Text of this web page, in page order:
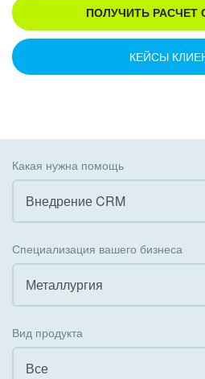
ПОЛУЧИТЬ РАСЧЕТ
КЕЙСЫ
Какая нужна помощь
Внедрение CRM
Внедрение КЭДО
Интеграция с 1С
Специализация вашего бизнеса
Металлургия
Вид продукта
Все